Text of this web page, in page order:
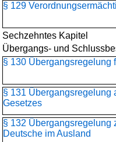
§ 129
Sechzehntes Kapitel
Übergangs- und
§ 130 Übergangsregelung
§ 131 Übergangsregelung
Gesetzes
§ 132 Übergangsregelung
Deutsche im Ausland